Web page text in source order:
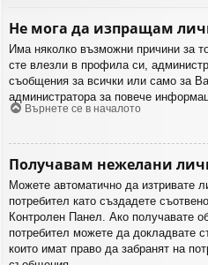
Не мога да изпращам
Има няколко възможни причини за
сте влезли в профила си,
съобщения за всички или само за
администратора за повече
Върнете се в началото
Получавам нежелани
Можете автоматично да изтривате
потребител като създадете
Контролен Панел. Ако получавате
потребител можете да докладвате
които имат право да забранят на